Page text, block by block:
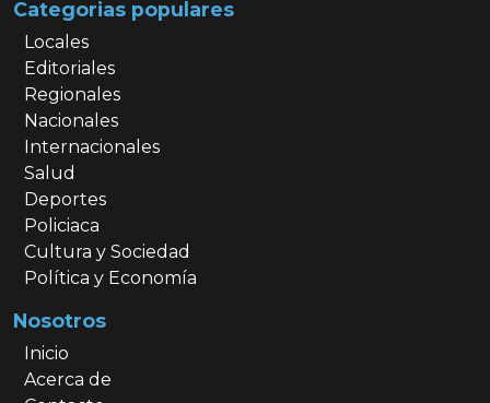
Categorias populares
Locales
Editoriales
Regionales
Nacionales
Internacionales
Salud
Deportes
Policiaca
Cultura y Sociedad
Política y Economía
Nosotros
Inicio
Acerca de